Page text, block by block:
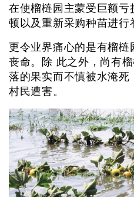
在使榴梿园主蒙受巨额
顿以及重新采购种苗进
更令业界痛心的是有榴
丧命。除 此之外，尚有
落的果实而不慎被水淹
村民遭害。